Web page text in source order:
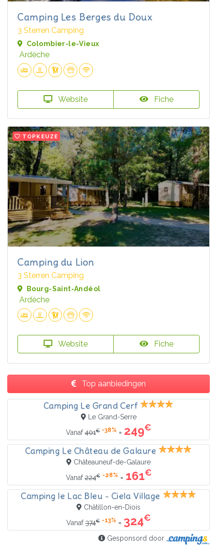
Camping Les Berges du Doux
3 Sterren Camping
Colombier-le-Vieux
Ardèche
Website Fiche
TOPKEUZE
Camping du Lion
3 Sterren Camping
Bourg-Saint-Andéol
Ardèche
Website Fiche
Top aanbiedingen
Camping Le Grand Cerf
Le Grand-Serre
Vanaf401€ -38% = 249€
Camping Le Château de Galaure
Châteauneuf-de-Galaure
Vanaf224€ -28% = 161€
Camping le Lac Bleu - Ciela Village
Châtillon-en-Diois
Vanaf374€ -13% = 324€
Gesponsord door